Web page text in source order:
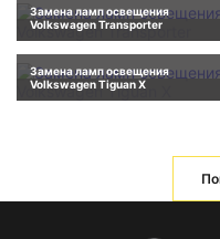
Замена ламп освещения
Volkswagen Transporter
Замена ламп освещения
Volkswagen Tiguan X